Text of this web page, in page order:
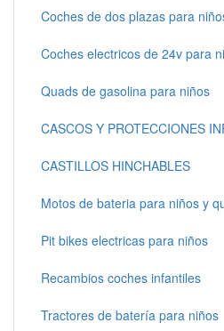
Coches de dos plazas para
Coches electricos de 24v para
Quads de gasolina para niños
CASCOS Y PROTECCIONES
CASTILLOS HINCHABLES
Motos de bateria para niños y
Pit bikes electricas para niños
Recambios coches infantiles
Tractores de batería para niños